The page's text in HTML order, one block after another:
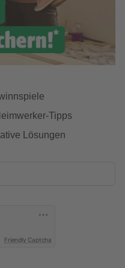
Tipps
Lösungen
Friendly Captcha